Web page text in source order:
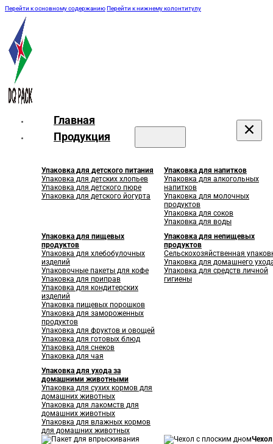
Перейти к основному содержаниюПерейти к нижнему колонтитулу
Главная
Продукция
Упаковка для детского питания
Упаковка для детских хлопьев
Упаковка для детского пюре
Упаковка для детского йогурта
Упаковка для напитков
Упаковка для алкогольных
напитков
Упаковка для молочных
продуктов
Упаковка для соков
Упаковка для воды
Упаковка для пищевых
продуктов
Упаковка для хлебобулочных
изделий
Упаковочные пакеты для кофе
Упаковка для приправ
Упаковка для кондитерских
изделий
Упаковка пищевых порошков
Упаковка для замороженных
продуктов
Упаковка для фруктов и овощей
Упаковка для готовых блюд
Упаковка для снеков
Упаковка для чая
Упаковка для непищевых
продуктов
Сельскохозяйственная
Упаковка для домашнего
Упаковка для средств личной
гигиены
Упаковка для ухода за
домашними животными
Упаковка для сухих кормов для
домашних животных
Упаковка для лакомств для
домашних животных
Упаковка для влажных кормов
для домашних животных